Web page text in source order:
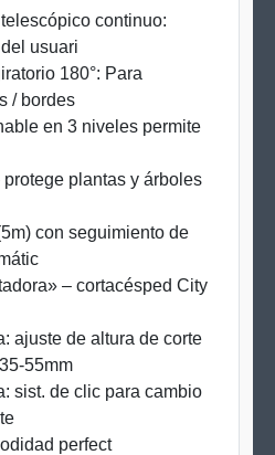
continuo:
usuari
180°: Para
/ bordes
en 3 niveles permite
protege plantas y árboles
con seguimiento de
– cortacésped City
ajuste de altura de corte
55mm
sist. de clic para cambio
perfect